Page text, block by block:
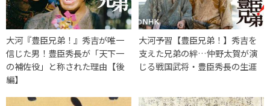
大河『豊臣兄弟！』秀吉が唯一
信じた男！豊臣秀長が「天下一
の補佐役」と称された理由【後
編】
大河予習【豊臣兄弟！】秀吉を
支えた兄弟の絆…仲野太賀が演
じる戦国武将・豊臣秀長の生涯